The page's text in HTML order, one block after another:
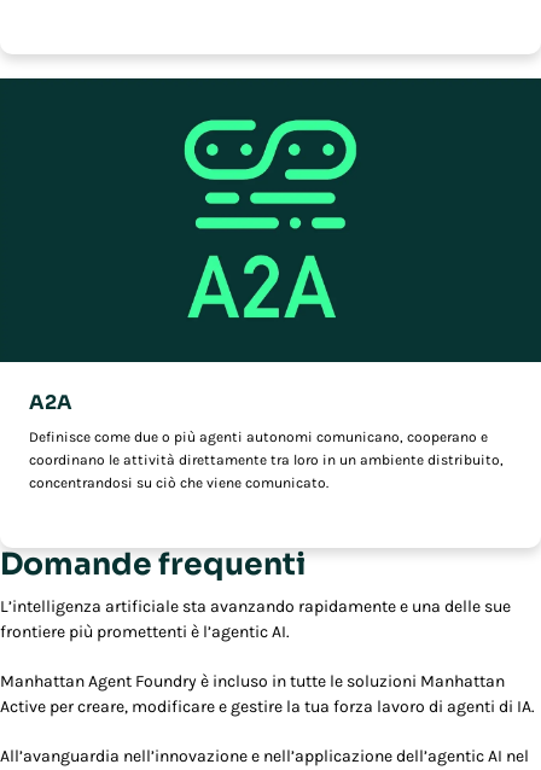
A2A
Definisce come due o più agenti autonomi comunicano, cooperano e
coordinano le attività direttamente tra loro in un ambiente distribuito,
concentrandosi su ciò che viene comunicato.
Domande frequenti
L’intelligenza artificiale sta avanzando rapidamente e una delle sue
frontiere più promettenti è l’agentic AI.
Manhattan Agent Foundry è incluso in tutte le soluzioni Manhattan
Active per creare, modificare e gestire la tua forza lavoro di agenti di IA.
All’avanguardia nell’innovazione e nell’applicazione dell’agentic AI nel